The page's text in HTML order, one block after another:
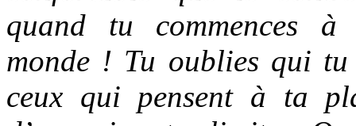
quand tu commences
monde ! Tu oublies qui
ceux qui pensent à ta